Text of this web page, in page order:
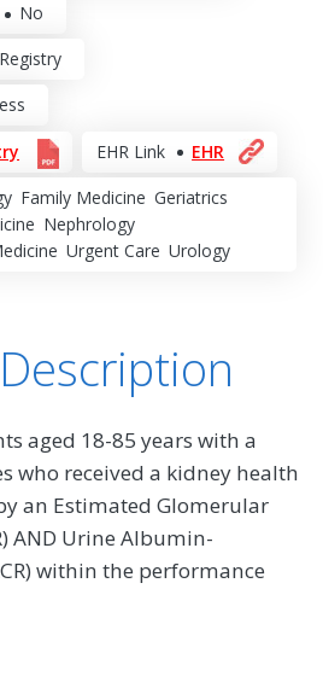
No
Registry
EHR Link EHR
Family Medicine Geriatrics
Nephrology
Urgent Care Urology
aged 18-85 years with a
who received a kidney health
an Estimated Glomerular
AND Urine Albumin-
within the performance